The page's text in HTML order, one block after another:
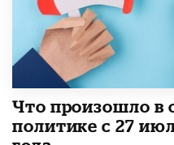
​Что произошло в
политике с 27